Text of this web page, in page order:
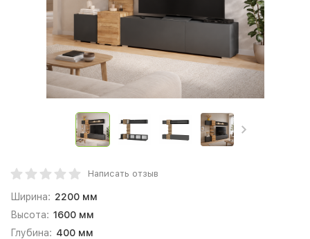
Написать отзыв
Ширина: 2200 мм
Высота: 1600 мм
Глубина: 400 мм